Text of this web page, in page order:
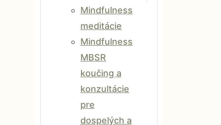
Mindfulness
meditácie
Mindfulness
MBSR
koučing a
konzultácie
pre
dospelých a